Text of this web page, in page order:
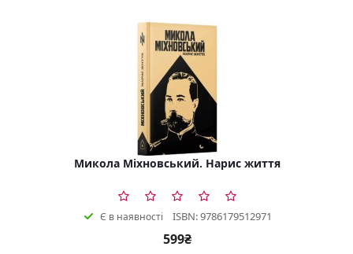
Микола Міхновський. Нарис життя
Є в наявності ISBN: 9786179512971
599₴